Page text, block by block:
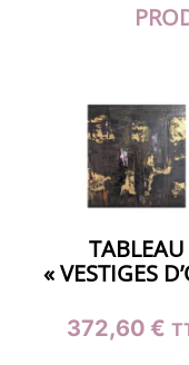
TABLEAU
« VESTIGES
372,60 €